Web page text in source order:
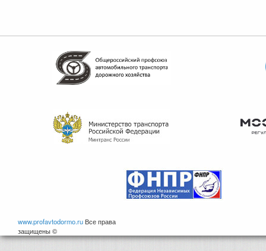
www.profavtodormo.ru Все права
защищены ©